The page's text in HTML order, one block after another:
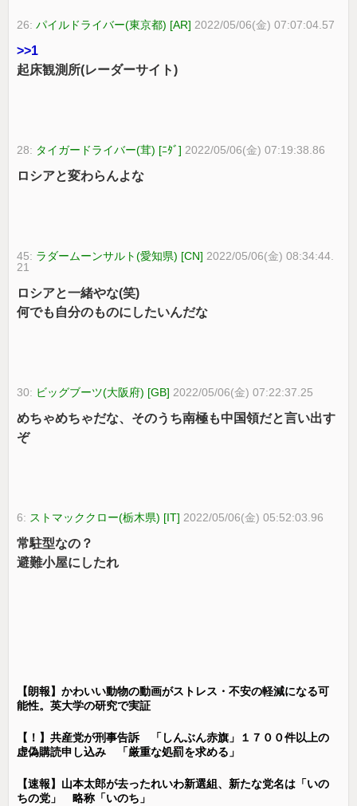
26:パイルドライバー(東京都) [AR] 2022/05/06(金) 07:07:04.57
>>1
起床観測所(レーダーサイト)
28: タイガードライバー(茸) [ﾆﾀﾞ] 2022/05/06(金) 07:19:38.86
ロシアと変わらんよな
45: ラダームーンサルト(愛知県) [CN] 2022/05/06(金) 08:34:44.
21
ロシアと一緒やな(笑)
何でも自分のものにしたいんだな
30: ビッグブーツ(大阪府) [GB] 2022/05/06(金) 07:22:37.25
めちゃめちゃだな、そのうち南極も中国領だと言い出す
ぞ
6: ストマッククロー(栃木県) [IT] 2022/05/06(金) 05:52:03.96
常駐型なの？
避難小屋にしたれ
【朗報】かわいい動物の動画がストレス・不安の軽減になる可
能性。英大学の研究で実証
【！】共産党が刑事告訴 「しんぶん赤旗」１７００件以上の
虚偽購読申し込み 「厳重な処罰を求める」
【速報】山本太郎が去ったれいわ新選組、新たな党名は「いの
ちの党」 略称「いのち」